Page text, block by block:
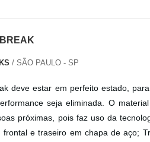
/ SÃO PAULO - SP
deve estar em perfeito estado,
seja eliminada. O
próximas, pois faz uso da
e traseiro em chapa de aço;